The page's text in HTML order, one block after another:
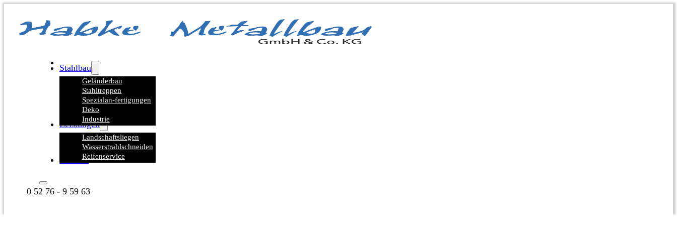
Stahlbau
Geländerbau
Stahltreppen
Spezialan-fertigungen
Deko
Industrie
Leistungen
Landschaftsliegen
Wasserstrahlschneiden
Reifenservice
Kontakt
0 52 76 - 9 59 63